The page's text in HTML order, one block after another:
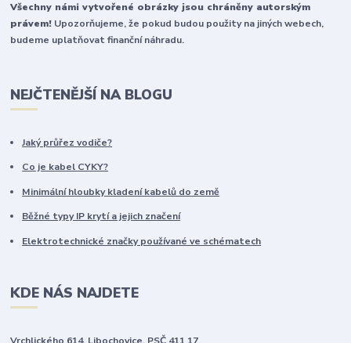
Všechny námi vytvořené obrázky jsou chráněny autorským
právem! Upozorňujeme, že pokud budou použity na jiných webech,
budeme uplatňovat finanční náhradu.
NEJČTENĚJŠÍ NA BLOGU
Jaký průřez vodiče?
Co je kabel CYKY?
Minimální hloubky kladení kabelů do země
Běžné typy IP krytí a jejich značení
Elektrotechnické značky používané ve schématech
KDE NÁS NAJDETE
Vrchlického 614, Libochovice, PSČ 411 17